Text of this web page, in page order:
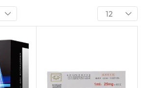
断进步成就你我的健康管理